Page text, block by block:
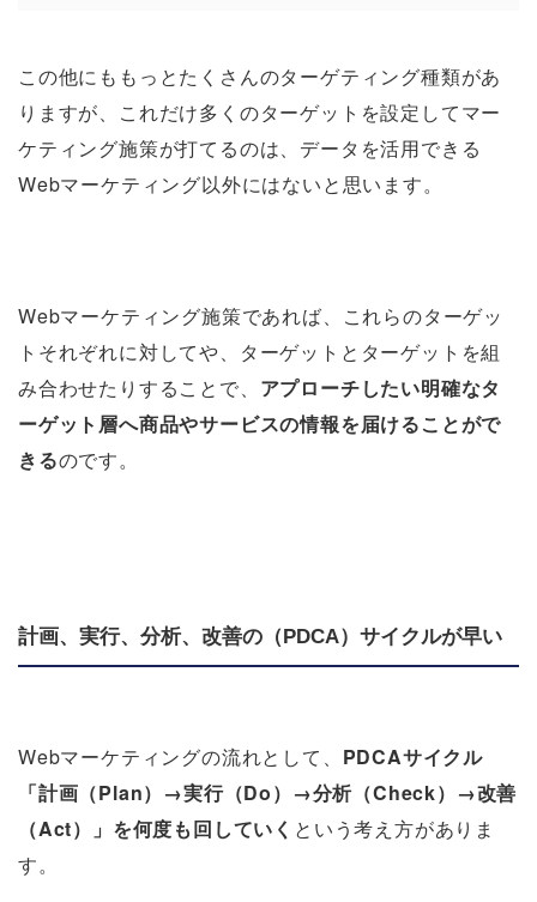
この他にももっとたくさんのターゲティング種類があ
りますが、これだけ多くのターゲットを設定してマー
ケティング施策が打てるのは、データを活用できる
Webマーケティング以外にはないと思います。
Webマーケティング施策であれば、これらのターゲッ
トそれぞれに対してや、ターゲットとターゲットを組
み合わせたりすることで、 アプローチしたい明確なタ
ーゲット層へ商品やサービスの情報を届けることがで
きるのです。
計画、実行、分析、改善の（PDCA）サイクルが早い
Webマーケティングの流れとして、 PDCAサイクル
「計画（Plan）→実行（Do）→分析（Check）→改善
（Act）」を何度も回していく という考え方がありま
す。